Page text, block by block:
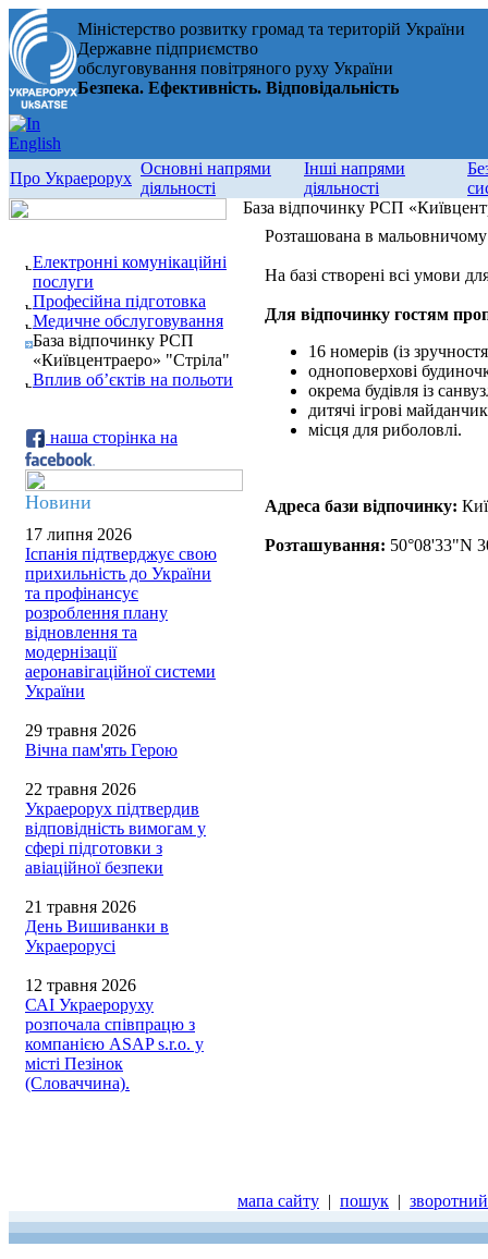
Міністерство розвитку громад та територій України
Державне підприємство
обслуговування повітряного руху України
Безпека. Ефективність. Відповідальність
Про Украерорух
Основні напрями
діяльності
Інші напрями
діяльності
Електронні комунікаційні
послуги
Професійна підготовка
Медичне обслуговування
База відпочинку РСП
«Київцентраеро» "Стріла"
Вплив об’єктів на польоти
наша сторінка на
Новини
17 липня 2026
Іспанія підтверджує свою
прихильність до України
та профінансує
розроблення плану
відновлення та
модернізації
аеронавігаційної системи
України
29 травня 2026
Вічна пам'ять Герою
22 травня 2026
Украерорух підтвердив
відповідність вимогам у
сфері підготовки з
авіаційної безпеки
21 травня 2026
День Вишиванки в
Украерорусі
12 травня 2026
САІ Украероруху
розпочала співпрацю з
компанією ASAP s.r.o. у
місті Пезінок
(Словаччина).
База відпочинку РСП
Розташована в мальовничому
На базі створені всі умови
Для відпочинку гостям
16 номерів (із
одноповерхові
окрема будівля із
дитячі ігрові
місця для риболовлі.
Адреса бази відпочинку:
Розташування: 50°08'33"N
мапа сайту | пошук |